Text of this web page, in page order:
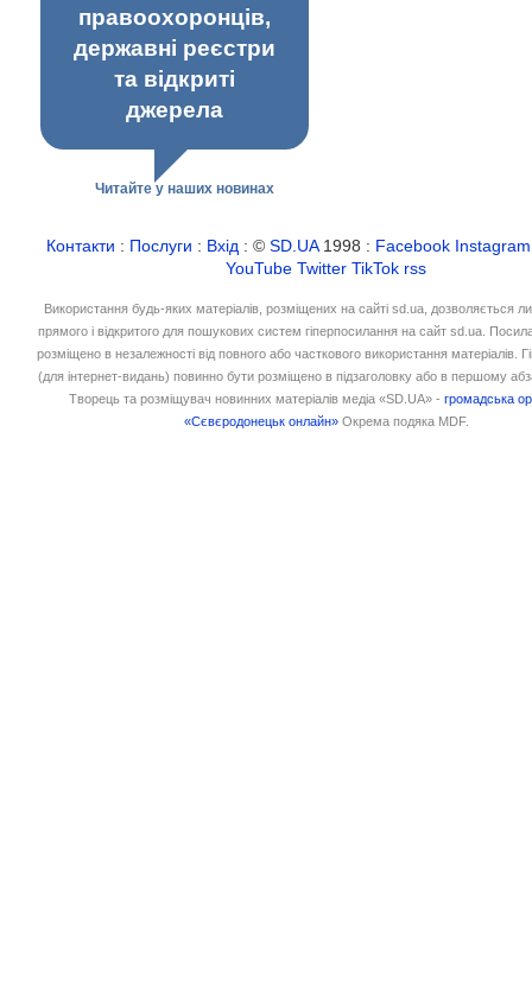
правоохоронців,
державні реєстри
та відкриті
джерела
Читайте у наших новинах
Контакти : Послуги : Вхід : ©SD.UA1998 : Facebook Instagram
YouTube Twitter TikTok rss
Використання будь-яких матеріалів, розміщених на сайті sd.ua, дозволяється
прямого і відкритого для пошукових систем гіперпосилання на сайт sd.ua.
розміщено в незалежності від повного або часткового використання матеріалів.
(для інтернет-видань) повинно бути розміщено в підзаголовку або в першому
Творець та розміщувач новинних матеріалів медіа «SD.UA» -громадська
«Сєвєродонецьк онлайн» Окрема подяка MDF.